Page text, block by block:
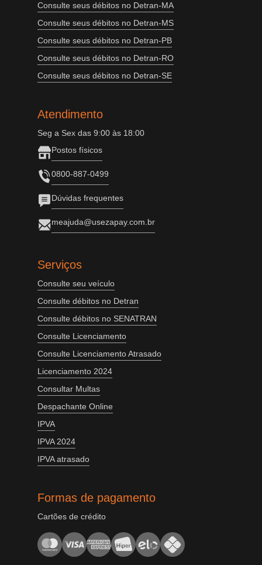
Consulte seus débitos no Detran-MA
Consulte seus débitos no Detran-MS
Consulte seus débitos no Detran-PB
Consulte seus débitos no Detran-RO
Consulte seus débitos no Detran-SE
Atendimento
Seg a Sex das 9:00 às 18:00
Postos físicos
0800-887-0499
Dúvidas frequentes
meajuda@usezapay.com.br
Serviços
Consulte seu veículo
Consulte débitos no Detran
Consulte débitos no SENATRAN
Consulte Licenciamento
Consulte Licenciamento Atrasado
Licenciamento 2024
Consultar Multas
Despachante Online
IPVA
IPVA 2024
IPVA atrasado
Formas de pagamento
Cartões de crédito